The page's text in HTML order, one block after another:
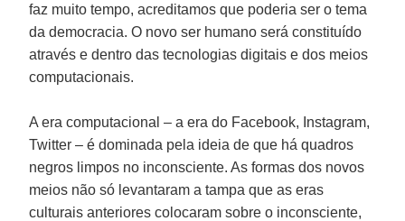
faz muito tempo, acreditamos que poderia ser o tema
da democracia. O novo ser humano será constituído
através e dentro das tecnologias digitais e dos meios
computacionais.
A era computacional – a era do Facebook, Instagram,
Twitter – é dominada pela ideia de que há quadros
negros limpos no inconsciente. As formas dos novos
meios não só levantaram a tampa que as eras
culturais anteriores colocaram sobre o inconsciente,